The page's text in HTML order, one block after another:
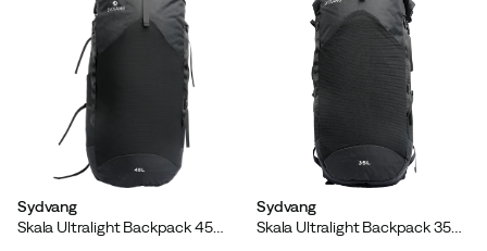
Sydvang
Skala Ultralight Backpack 45L Black
Sydvang
Skala Ultralight Backpack 35L Black